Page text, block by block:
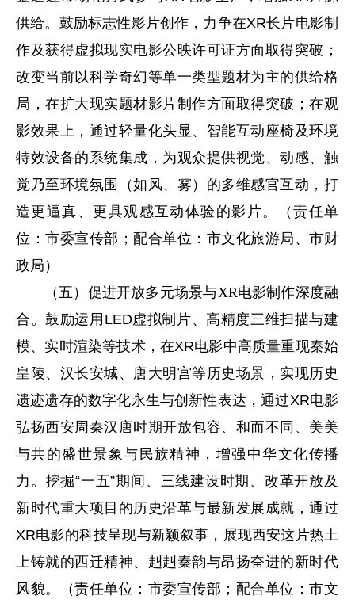
供给。鼓励标志性影片创作，力争在XR长片电影制
作及获得虚拟现实电影公映许可证方面取得突破；
改变当前以科学奇幻等单一类型题材为主的供给格
局，在扩大现实题材影片制作方面取得突破；在观
影效果上，通过轻量化头显、智能互动座椅及环境
特效设备的系统集成，为观众提供视觉、动感、触
觉乃至环境氛围（如风、雾）的多维感官互动，打
造更逼真、更具观感互动体验的影片。（责任单
位：市委宣传部；配合单位：市文化旅游局、市财
政局）
（五）促进开放多元场景与XR电影制作深度融
合。鼓励运用LED虚拟制片、高精度三维扫描与建
模、实时渲染等技术，在XR电影中高质量重现秦始
皇陵、汉长安城、唐大明宫等历史场景，实现历史
遗迹遗存的数字化永生与创新性表达，通过XR电影
弘扬西安周秦汉唐时期开放包容、和而不同、美美
与共的盛世景象与民族精神，增强中华文化传播
力。挖掘“一五”期间、三线建设时期、改革开放及
新时代重大项目的历史沿革与最新发展成就，通过
XR电影的科技呈现与新颖叙事，展现西安这片热土
上铸就的西迁精神、赳赳秦韵与昂扬奋进的新时代
风貌。（责任单位：市委宣传部；配合单位：市文